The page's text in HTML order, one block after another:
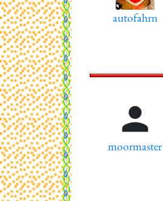
autofahrn

moormaster